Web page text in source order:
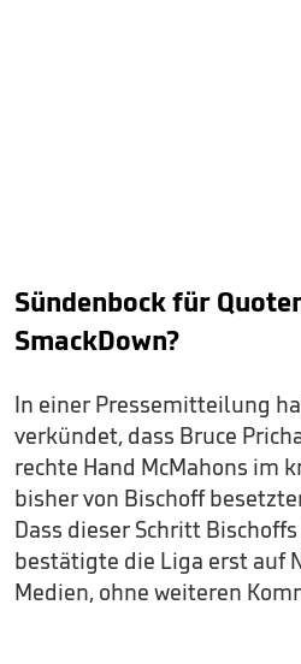
Sündenbock für
SmackDown?
In einer Pressemitteilung
verkündet, dass Bruce
rechte Hand McMahons im
bisher von Bischoff
Dass dieser Schritt
bestätigte die Liga erst auf
Medien, ohne weiteren